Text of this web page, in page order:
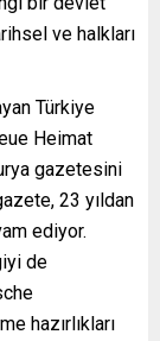
ve halkları
Türkiye
Heimat
gazetesini
23 yıldan
ediyor.
de
hazırlıkları